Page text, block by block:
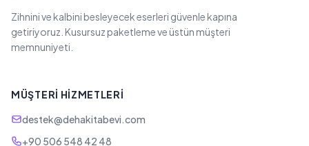
Zihnini ve kalbini besleyecek eserleri güvenle kapına
getiriyoruz. Kusursuz paketleme ve üstün müşteri
memnuniyeti.
MÜŞTERI HIZMETLERI
destek@dehakitabevi.com
+90 506 548 42 48